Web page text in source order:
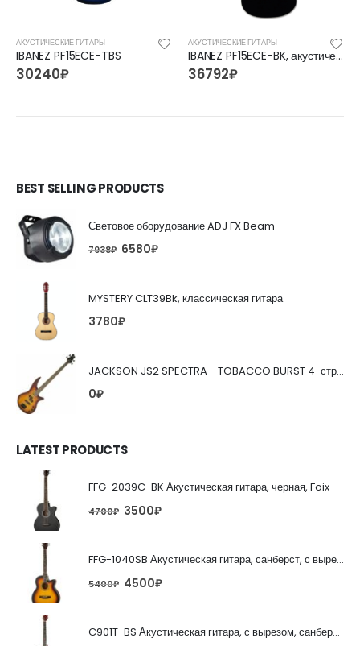
АКУСТИЧЕСКИЕ ГИТАРЫ
IBANEZ PF15ECE-TBS
30240₽
АКУСТИЧЕСКИЕ ГИТАРЫ
IBANEZ PF15ECE-BK, акустическая гитара
36792₽
BEST SELLING PRODUCTS
Световое оборудование ADJ FX Beam
7938₽ 6580₽
MYSTERY CLT39Bk, классическая гитара
3780₽
JACKSON JS2 SPECTRA - TOBACCO BURST 4-струнная бас-гитара
0₽
LATEST PRODUCTS
FFG-2039C-BK Акустическая гитара, черная, Foix
4700₽ 3500₽
FFG-1040SB Акустическая гитара, санберст, с вырезом, Foix
5400₽ 4500₽
C901T-BS Акустическая гитара, с вырезом, санберст, Caraya